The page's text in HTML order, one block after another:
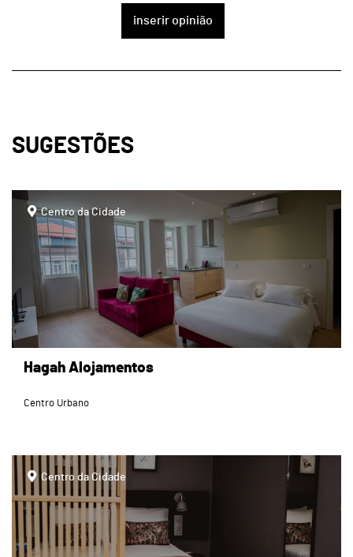
inserir opinião
SUGESTÕES
page
Centro da Cidade
Hagah Alojamentos
Centro Urbano
page
Centro da Cidade